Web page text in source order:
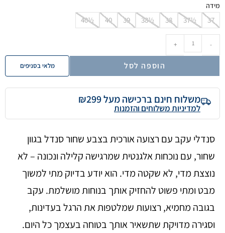
מידה
37
37½
38
38½
39
40
40½
-
+
הוספה לסל מלאי בסניפים
משלוח חינם ברכישה מעל ₪299
למדיניות משלוחים והזמנות
סנדלי עקב עם רצועה אורכית בצבע שחור סנדל בגוון
שחור, עם נוכחות אלגנטית שמרגישה קלילה ונכונה – לא
נוצצת מדי, לא שקטה מדי. הוא יודע בדיוק מתי למשוך
מבט ומתי פשוט להחזיק אותך בנוחות מושלמת. עקב
בגובה מחמיא, רצועות שמלטפות את הרגל בעדינות,
וסגירה מדויקת שתשאיר אותך בטוחה בעצמך כל היום.